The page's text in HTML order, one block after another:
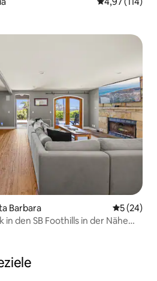
Barbara
5 (24)
in den SB Foothills in der Nähe